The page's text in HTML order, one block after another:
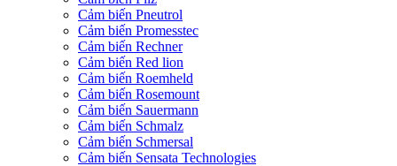
Cảm biến Pneutrol
Cảm biến Promesstec
Cảm biến Rechner
Cảm biến Red lion
Cảm biến Roemheld
Cảm biến Rosemount
Cảm biến Sauermann
Cảm biến Schmalz
Cảm biến Schmersal
Cảm biến Sensata Technologies